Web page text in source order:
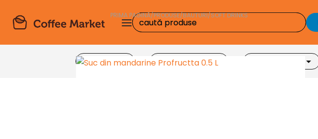
Produse Echipamente
PRIMA PAGINĂ/PRODUSE/BAUTURI/SOFT DRINKS